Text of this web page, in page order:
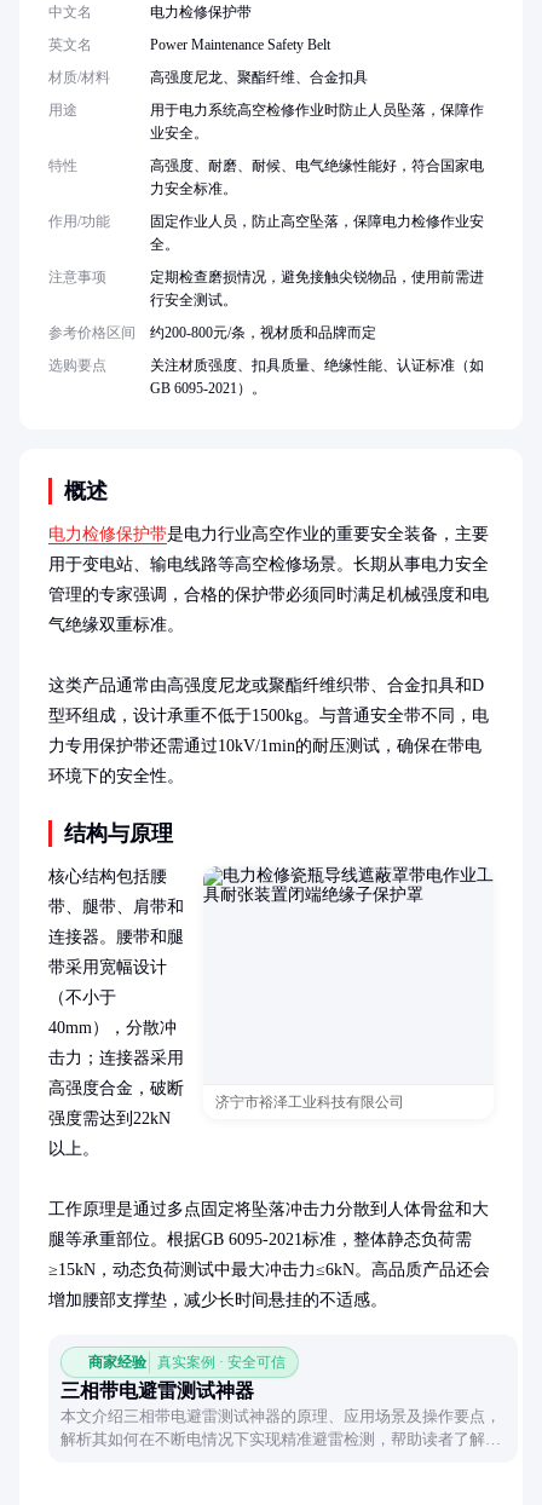
概述
电力检修保护带是电力行业高空作业的重要安全装备，主要
用于变电站、输电线路等高空检修场景。长期从事电力安全
管理的专家强调，合格的保护带必须同时满足机械强度和电
气绝缘双重标准。
这类产品通常由高强度尼龙或聚酯纤维织带、合金扣具和D
型环组成，设计承重不低于1500kg。与普通安全带不同，电
力专用保护带还需通过10kV/1min的耐压测试，确保在带电
环境下的安全性。
结构与原理
济宁市裕泽工业科技有限公司
核心结构包括腰
带、腿带、肩带和
连接器。腰带和腿
带采用宽幅设计
（不小于
40mm），分散冲
击力；连接器采用
高强度合金，破断
强度需达到22kN
以上。
工作原理是通过多点固定将坠落冲击力分散到人体骨盆和大
腿等承重部位。根据GB 6095-2021标准，整体静态负荷需
≥15kN，动态负荷测试中最大冲击力≤6kN。高品质产品还会
增加腰部支撑垫，减少长时间悬挂的不适感。
商家经验 真实案例 · 安全可信
三相带电避雷测试神器
本文介绍三相带电避雷测试神器的原理、应用场景及操作要点，
解析其如何在不断电情况下实现精准避雷检测，帮助读者了解这
中文名
电力检修保护带
英文名
Power Maintenance Safety Belt
材质/材料
高强度尼龙、聚酯纤维、合金扣具
用途
用于电力系统高空检修作业时防止人员坠落，保障作
业安全。
特性
高强度、耐磨、耐候、电气绝缘性能好，符合国家电
力安全标准。
作用/功能
固定作业人员，防止高空坠落，保障电力检修作业安
全。
注意事项
定期检查磨损情况，避免接触尖锐物品，使用前需进
行安全测试。
参考价格区间
约200-800元/条，视材质和品牌而定
选购要点
关注材质强度、扣具质量、绝缘性能、认证标准（如
GB 6095-2021）。